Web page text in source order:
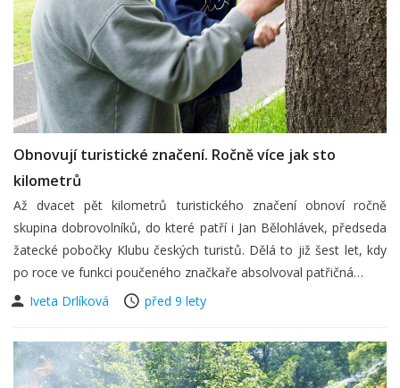
Obnovují turistické značení. Ročně více jak sto
kilometrů
Až dvacet pět kilometrů turistického značení obnoví ročně
skupina dobrovolníků, do které patří i Jan Bělohlávek, předseda
žatecké pobočky Klubu českých turistů. Dělá to již šest let, kdy
po roce ve funkci poučeného značkaře absolvoval patřičná…
Iveta Drlíková
před 9 lety